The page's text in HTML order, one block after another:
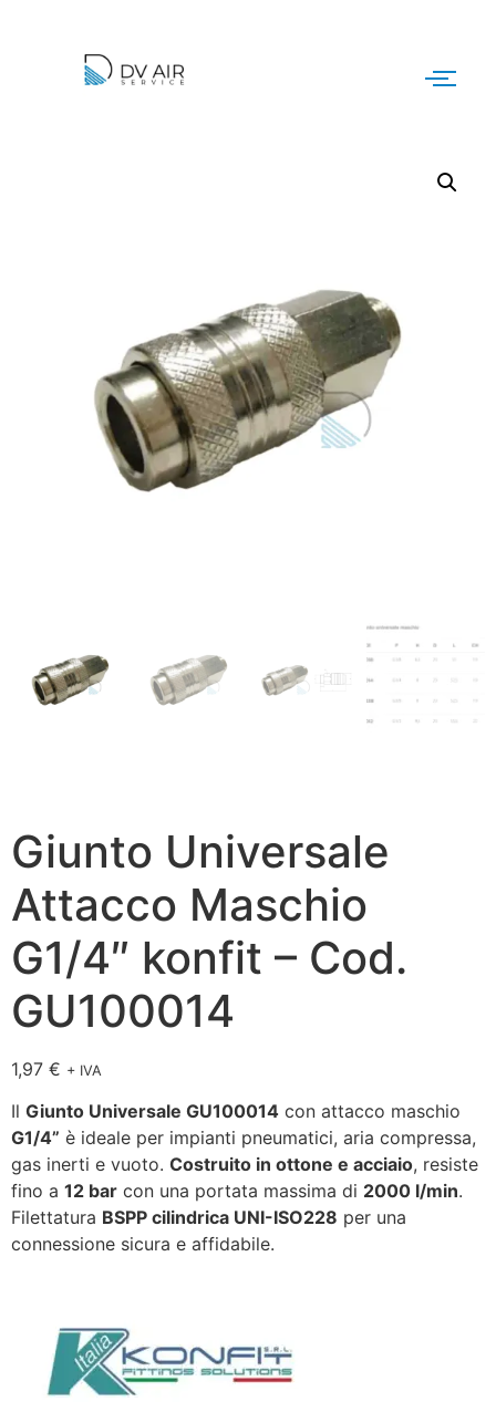
Giunto Universale
Attacco Maschio
G1/4″ konfit – Cod.
GU100014
1,97 € + IVA
Il Giunto Universale GU100014 con attacco maschio
G1/4” è ideale per impianti pneumatici, aria compressa,
gas inerti e vuoto. Costruito in ottone e acciaio, resiste
fino a 12 bar con una portata massima di 2000 l/min.
Filettatura BSPP cilindrica UNI-ISO228 per una
connessione sicura e affidabile.